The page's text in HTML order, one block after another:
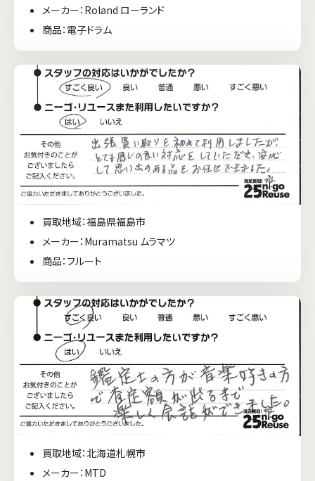
メーカー：Roland ローランド
商品：電子ドラム
買取地域：福島県福島市
メーカー：Muramatsu ムラマツ
商品：フルート
買取地域：北海道札幌市
メーカー：MTD